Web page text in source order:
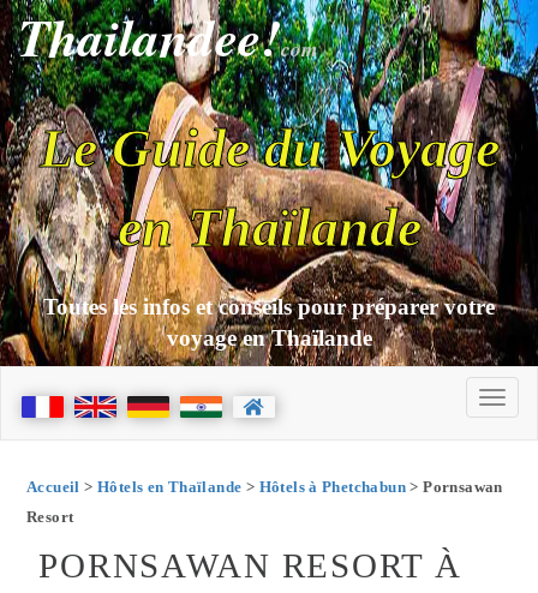
Thailandee!com
Le Guide du Voyage
en Thaïlande
Toutes les infos et conseils pour préparer votre
voyage en Thaïlande
Accueil > Hôtels en Thaïlande > Hôtels à Phetchabun > Pornsawan
Resort
PORNSAWAN RESORT À